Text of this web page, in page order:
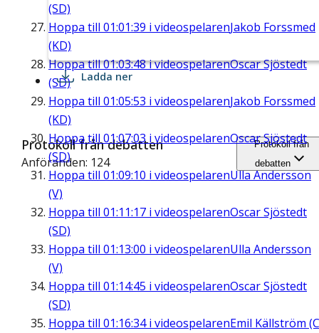
(SD)
Hoppa till 01:01:39 i videospelarenJakob Forssmed
(KD)
Hoppa till01:03:48i videospelarenOscar Sjöstedt
(SD)
Hoppa till 01:05:53 i videospelarenJakob Forssmed
(KD)
Hoppa till 01:07:03 i videospelarenOscar Sjöstedt
(SD)
Hoppa till 01:09:10 i videospelarenUlla Andersson
(V)
Hoppa till 01:11:17 i videospelarenOscar Sjöstedt
(SD)
Hoppa till 01:13:00 i videospelarenUlla Andersson
(V)
Hoppa till 01:14:45 i videospelarenOscar Sjöstedt
(SD)
Hoppa till 01:16:34i videospelarenEmil Källström
Ladda ner
Protokoll från debatten
Anföranden: 124
Protokoll från
debatten